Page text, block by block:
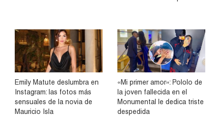
Emily Matute deslumbra en
Instagram: las fotos más
sensuales de la novia de
Mauricio Isla
«Mi primer amor»: Pololo de
la joven fallecida en el
Monumental le dedica triste
despedida